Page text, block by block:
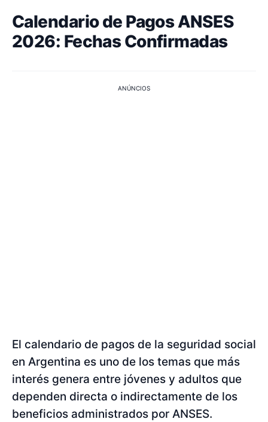
Calendario de Pagos ANSES
2026: Fechas Confirmadas
ANÚNCIOS
El calendario de pagos de la seguridad social
en Argentina es uno de los temas que más
interés genera entre jóvenes y adultos que
dependen directa o indirectamente de los
beneficios administrados por ANSES.